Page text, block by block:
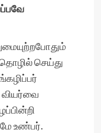
செய்து
உண்பர்.